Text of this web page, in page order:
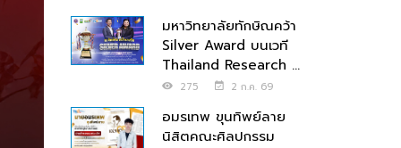
มหาวิทยาลัยทักษิณคว้า
Silver Award บนเวที
Thailand Research ...
275 2 ก.ค. 69
อมรเทพ ขุนทิพย์ลาย
นิสิตคณะศิลปกรรม